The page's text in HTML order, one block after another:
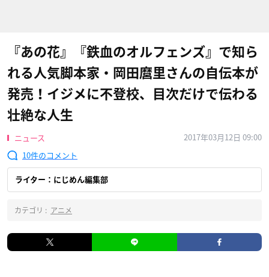
『あの花』『鉄血のオルフェンズ』で知ら
れる人気脚本家・岡田麿里さんの自伝本が
発売！イジメに不登校、目次だけで伝わる
壮絶な人生
ニュース
2017年03月12日 09:00
10
ライター：にじめん編集部
カテゴリ : アニメ